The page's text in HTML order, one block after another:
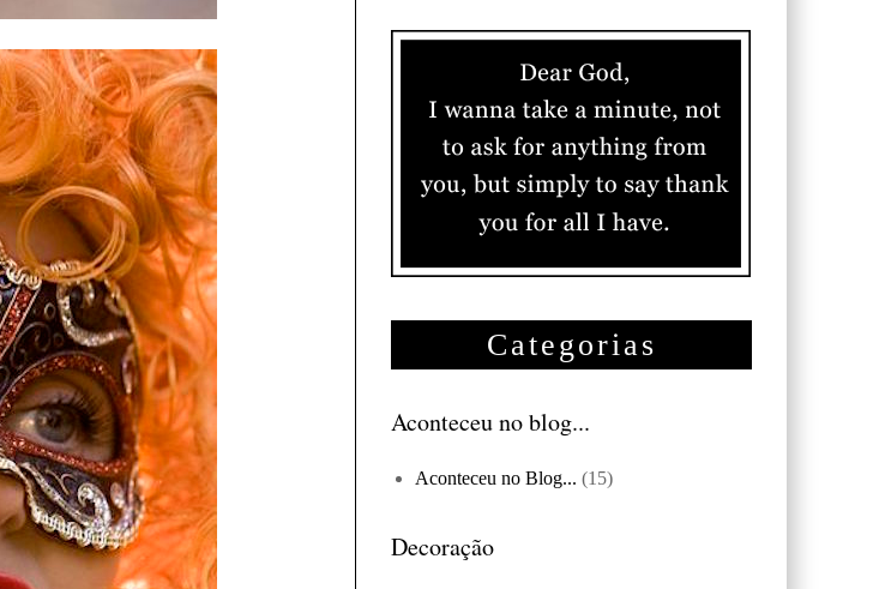
Categorias
Aconteceu no blog...
Aconteceu no Blog... (15)
Decoração